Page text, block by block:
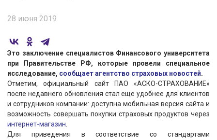
28 июня 2019
Это заключение специалистов Финансового университета
при Правительстве РФ, которые провели специальное
исследование, сообщает агентство страховых новостей.
Отметим, официальный сайт ПАО «АСКО-СТРАХОВАНИЕ»
после недавнего обновления стал еще удобнее для клиентов
и сотрудников компании: доступна мобильная версия сайта и
возможность совершать покупки страховых продуктов через
интернет-магазин
Для приведения в соответствие со стандартами